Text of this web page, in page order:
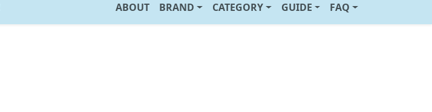
ABOUT BRAND CATEGORY GUIDE FAQ